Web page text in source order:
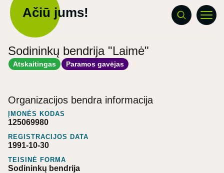
Ačiū jums!
Sodininkų bendrija "Laimė"
Atskaitingas Paramos gavėjas
Organizacijos bendra informacija
ĮMONĖS KODAS
125069980
REGISTRACIJOS DATA
1991-10-30
TEISINĖ FORMA
Sodininkų bendrija